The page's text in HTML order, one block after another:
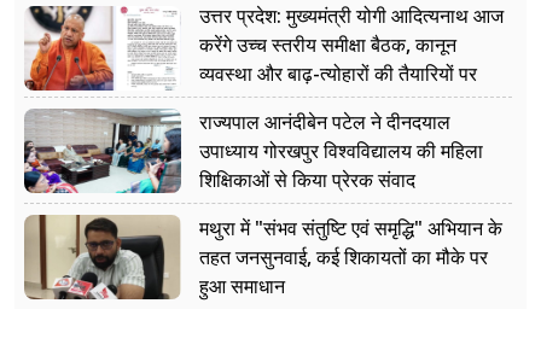
उत्तर प्रदेश: मुख्यमंत्री योगी आदित्यनाथ आज
करेंगे उच्च स्तरीय समीक्षा बैठक, कानून
व्यवस्था और बाढ़-त्योहारों की तैयारियों पर
नजर
राज्यपाल आनंदीबेन पटेल ने दीनदयाल
उपाध्याय गोरखपुर विश्वविद्यालय की महिला
शिक्षिकाओं से किया प्रेरक संवाद
मथुरा में "संभव संतुष्टि एवं समृद्धि" अभियान के
तहत जनसुनवाई, कई शिकायतों का मौके पर
हुआ समाधान